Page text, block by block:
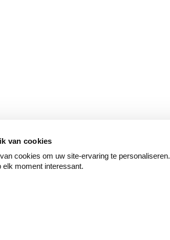
van cookies
cookies om uw site-ervaring te personaliseren.
elk moment interessant.